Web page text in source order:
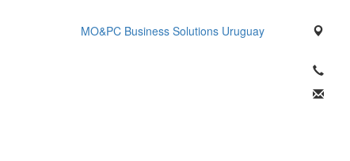
MO&PC Business Solutions Uruguay